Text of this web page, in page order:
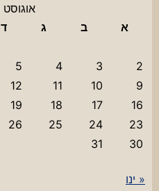
אוגוסט 2026
א
ב ג ד
2
3
4
5
9
10
11
12
16
17
18
19
23
24
25
26
30
31
« ינו